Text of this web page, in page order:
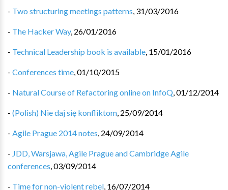
- Two structuring meetings patterns, 31/03/2016
- The Hacker Way, 26/01/2016
- Technical Leadership book is available, 15/01/2016
- Conferences time,01/10/2015
- Natural Course of Refactoring online on InfoQ,01/12/2014
- (Polish) Nie daj się konfliktom, 25/09/2014
- Agile Prague 2014 notes, 24/09/2014
- JDD, Warsjawa, Agile Prague and Cambridge Agile
conferences,03/09/2014
- Time for non-violent rebel, 16/07/2014